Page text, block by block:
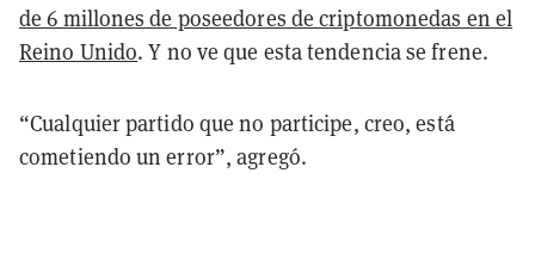
de 6 millones de poseedores de criptomonedas en el
Reino Unido. Y no ve que esta tendencia se frene.
“Cualquier partido que no participe, creo, está
cometiendo un error”, agregó.